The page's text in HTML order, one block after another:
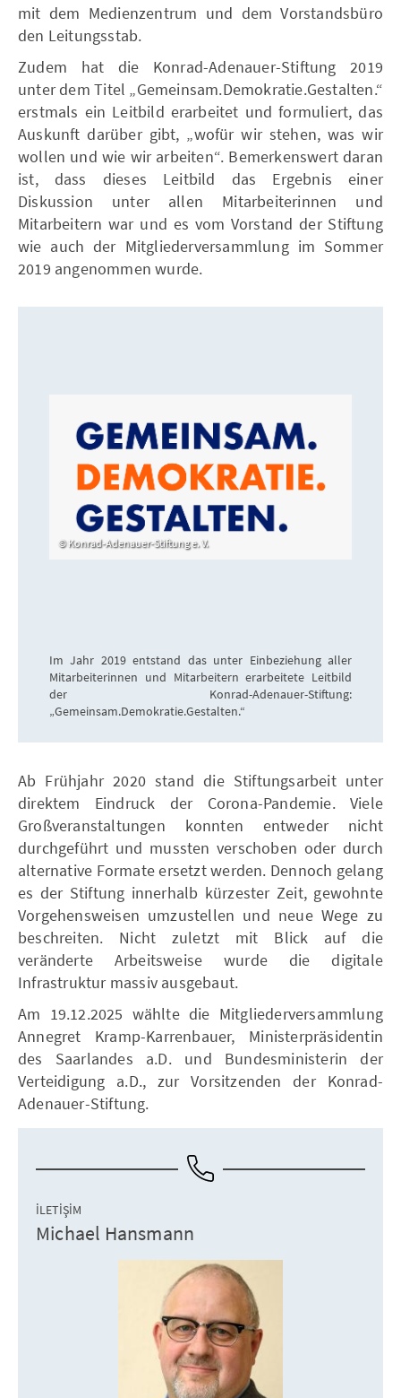
mit dem Medienzentrum und dem Vorstandsbüro
den Leitungsstab.
Zudem hat die Konrad-Adenauer-Stiftung 2019
unter dem Titel „Gemeinsam.Demokratie.Gestalten.“
erstmals ein Leitbild erarbeitet und formuliert, das
Auskunft darüber gibt, „wofür wir stehen, was wir
wollen und wie wir arbeiten“. Bemerkenswert daran
ist, dass dieses Leitbild das Ergebnis einer
Diskussion unter allen Mitarbeiterinnen und
Mitarbeitern war und es vom Vorstand der Stiftung
wie auch der Mitgliederversammlung im Sommer
2019 angenommen wurde.
Konrad-Adenauer-Stiftung e. V.
Im Jahr 2019 entstand das unter Einbeziehung aller
Mitarbeiterinnen und Mitarbeitern erarbeitete Leitbild
der Konrad-Adenauer-Stiftung:
„Gemeinsam.Demokratie.Gestalten.“
Ab Frühjahr 2020 stand die Stiftungsarbeit unter
direktem Eindruck der Corona-Pandemie. Viele
Großveranstaltungen konnten entweder nicht
durchgeführt und mussten verschoben oder durch
alternative Formate ersetzt werden. Dennoch gelang
es der Stiftung innerhalb kürzester Zeit, gewohnte
Vorgehensweisen umzustellen und neue Wege zu
beschreiten. Nicht zuletzt mit Blick auf die
veränderte Arbeitsweise wurde die digitale
Infrastruktur massiv ausgebaut.
Am 19.12.2025 wählte die Mitgliederversammlung
Annegret Kramp-Karrenbauer, Ministerpräsidentin
des Saarlandes a.D. und Bundesministerin der
Verteidigung a.D., zur Vorsitzenden der Konrad-
Adenauer-Stiftung.
İLETIŞIM
Michael Hansmann